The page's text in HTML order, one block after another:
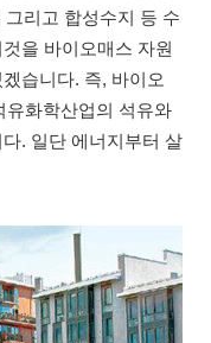
리고 합성수지 등 수
을 바이오매스 자원
습니다. 즉, 바이오
유화학산업의 석유와
. 일단 에너지부터 살